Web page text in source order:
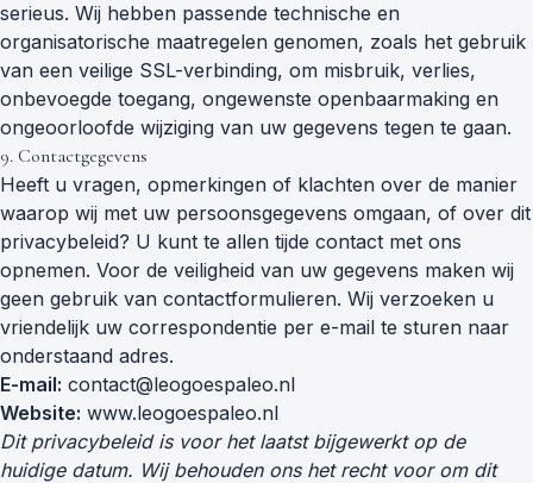
serieus. Wij hebben passende technische en
organisatorische maatregelen genomen, zoals het gebruik
van een veilige SSL-verbinding, om misbruik, verlies,
onbevoegde toegang, ongewenste openbaarmaking en
ongeoorloofde wijziging van uw gegevens tegen te gaan.
9. Contactgegevens
Heeft u vragen, opmerkingen of klachten over de manier
waarop wij met uw persoonsgegevens omgaan, of over dit
privacybeleid? U kunt te allen tijde contact met ons
opnemen. Voor de veiligheid van uw gegevens maken wij
geen gebruik van contactformulieren. Wij verzoeken u
vriendelijk uw correspondentie per e-mail te sturen naar
onderstaand adres.
E-mail: contact@leogoespaleo.nl
Website: www.leogoespaleo.nl
Dit privacybeleid is voor het laatst bijgewerkt op de
huidige datum. Wij behouden ons het recht voor om dit